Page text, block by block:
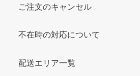
ご注文のキャンセル
不在時の対応について
配送エリア一覧